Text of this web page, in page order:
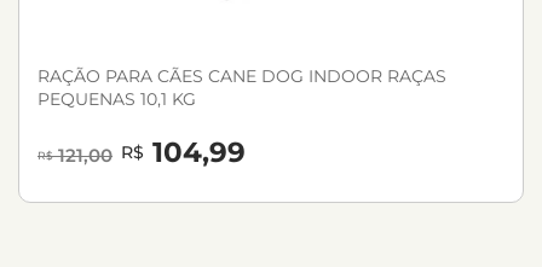
RAÇÃO PARA CÃES CANE DOG INDOOR RAÇAS
PEQUENAS 10,1 KG
R$121,00 R$ 104,99